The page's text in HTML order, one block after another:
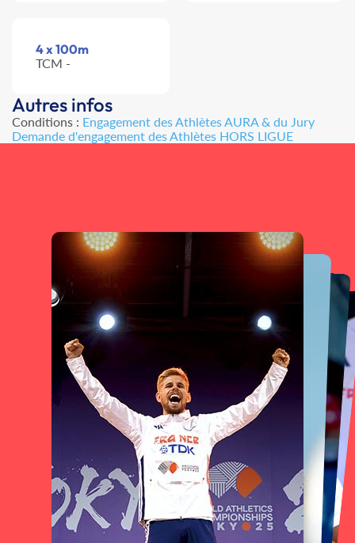
4 x 100m
TCM -
Autres infos
Conditions : Engagement des Athlètes AURA & du Jury
Demande d'engagement des Athlètes HORS LIGUE